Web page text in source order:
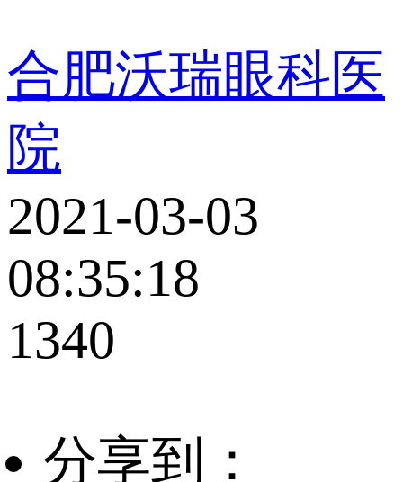
合肥沃瑞眼科医
院
2021-03-03
08:35:18
1340
分享到：